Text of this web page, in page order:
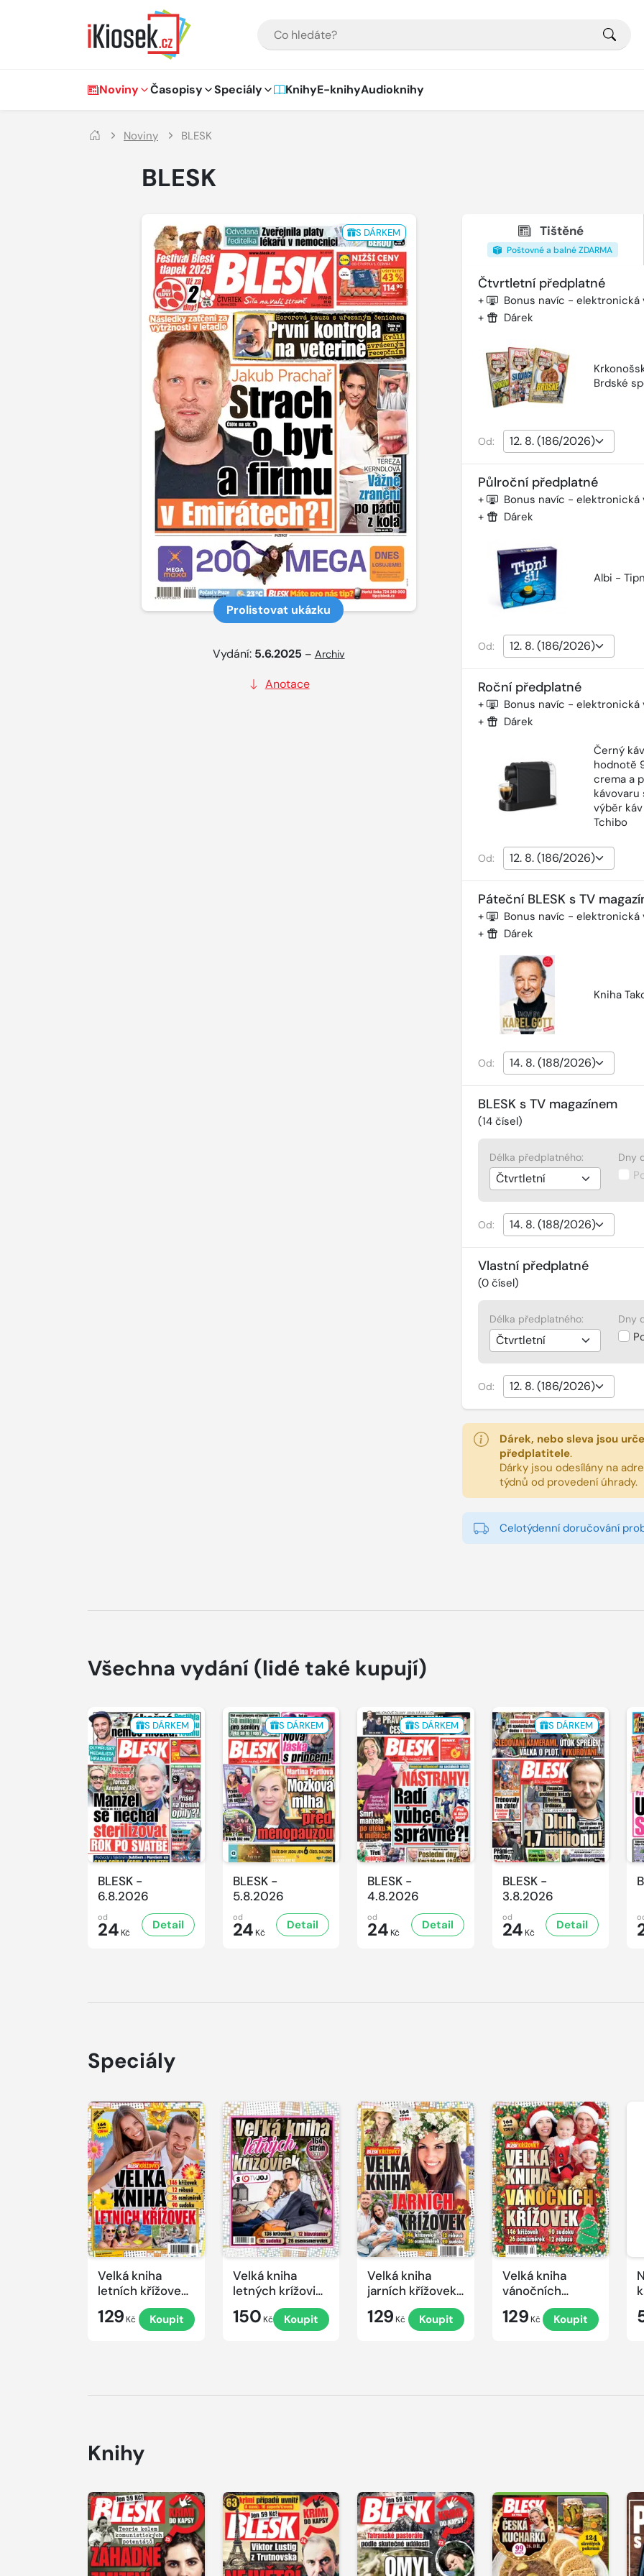
Hlavní navigace
Noviny Časopisy Speciály KnihyE-knihyAudioknihy
Noviny BLESK
BLESK
S DÁRKEM
Prolistovat ukázku
Vydání: 5.6.2025 – Archiv
Anotace
Tištěné
Poštovné a balné ZDARMA
Čtvrtletní předplatné
+ Bonus navíc - elektronická
+ Dárek
Brdské
Od:
Půlroční předplatné
+ Bonus navíc - elektronická
+ Dárek
Albi -
Od:
Roční předplatné
+ Bonus navíc - elektronická
+
Dárek
Černý
hodnotě
crema a
kávovaru
výběr
Tchibo
Od:
Páteční BLESK s TV
+ Bonus navíc - elektronická
+ Dárek
Kniha
Od:
BLESK s TV magazínem
(14čísel)
Délka předplatného: Dny
Od:
Vlastní předplatné
(0čísel)
Délka předplatného: Dny
Od:
Dárek, nebo sleva jsou
předplatitele.
Dárky jsou odesílány na
týdnů od provedení úhrady.
Celotýdenní doručování
Všechna vydání (lidé také kupují)
S DÁRKEM
BLESK -
6.8.2026
od
24 Kč
Detail
S DÁRKEM
BLESK -
5.8.2026
od
24 Kč
Detail
S DÁRKEM
BLESK -
4.8.2026
od
24 Kč
Detail
S DÁRKEM
BLESK -
3.8.2026
od
24 Kč
Detail
Speciály
Velká kniha
letních křížovek
129 Kč Koupit
Velká kniha
letných krížoviek
s TV JOJ 2026
150 Kč Koupit
Velká kniha
jarních křížovek
129 Kč Koupit
Velká kniha
vánočních
křížovek 2025
129 Kč Koupit
Knihy